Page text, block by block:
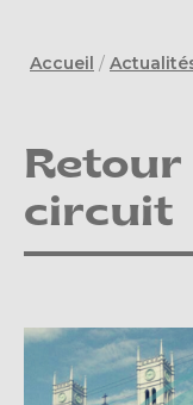
Accueil /
Retour
circuit